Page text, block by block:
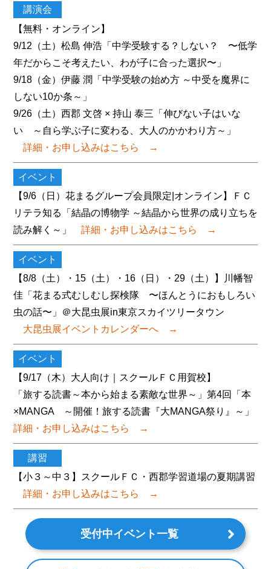
講演会
【無料・オンライン】
9/12（土）松島 伸浩「中学受験する？しない？ 〜低学
年だからこそ考えたい、わが子に合った選択〜」
9/18（金）伊藤 潤「中学受験の始め方 ～中受を魔界に
しない10か条～」
9/26（土）西郡 文啓 × 持山 泰三「伸びない子はいな
い ～自ら学ぶ子に変わる、大人のかかわり方～」
詳細・お申し込みはこちら
→
イベント
【9/6（日）花まるグループ会員限定|オンライン】ＦＣ
リテラ知る「結晶の博物学 ～結晶から世界の成り立ちを
読み解く～」
詳細・お申し込みはこちら →
イベント
【8/8（土）・15（土）・16（日）・29（土）】川幡智
佳「花まる式むしむし探検隊 〜ほんとうにおもしろい
虫の話〜」＠大昆虫展in東京スカイツリータウン
大昆虫展イベントカレンダーへ →
イベント
【9/17（木）大人向け｜スクールＦＣ用賀校】
「旅する読書～本から始まる素敵な世界～」第4回「本
×MANGA ～開催！旅する読書『大MANGA祭り』～」
詳細・お申し込みはこちら
→
講習
【小３～中３】スクールＦＣ・西郡学習道場の夏期講習
詳細・お申し込みはこちら
→
受付中イベント一覧